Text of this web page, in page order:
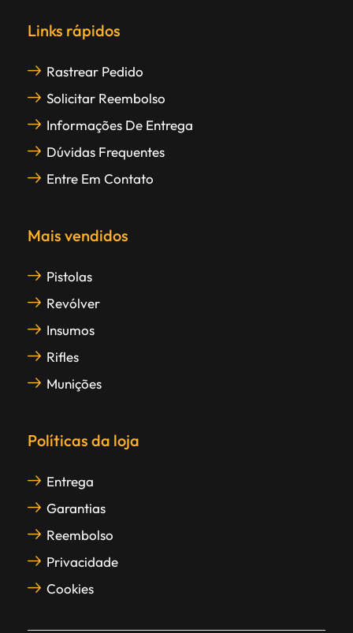
Links rápidos
Rastrear Pedido
Solicitar Reembolso
Informações De Entrega
Dúvidas Frequentes
Entre Em Contato
Mais vendidos
Pistolas
Revólver
Insumos
Rifles
Munições
Políticas da loja
Entrega
Garantias
Reembolso
Privacidade
Cookies